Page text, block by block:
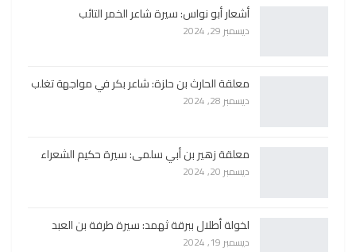
أشعار أبو نواس: سيرة شاعر الخمر التائب
ديسمبر 29, 2024
معلقة الحارث بن حلزة: شاعر بكر في مواجهة تغلب
ديسمبر 28, 2024
معلقة زهير بن أبي سلمى: سيرة حكيم الشعراء
ديسمبر 20, 2024
لخولة أطلال ببرقة ثهمد: سيرة طرفة بن العبد
ديسمبر 19, 2024